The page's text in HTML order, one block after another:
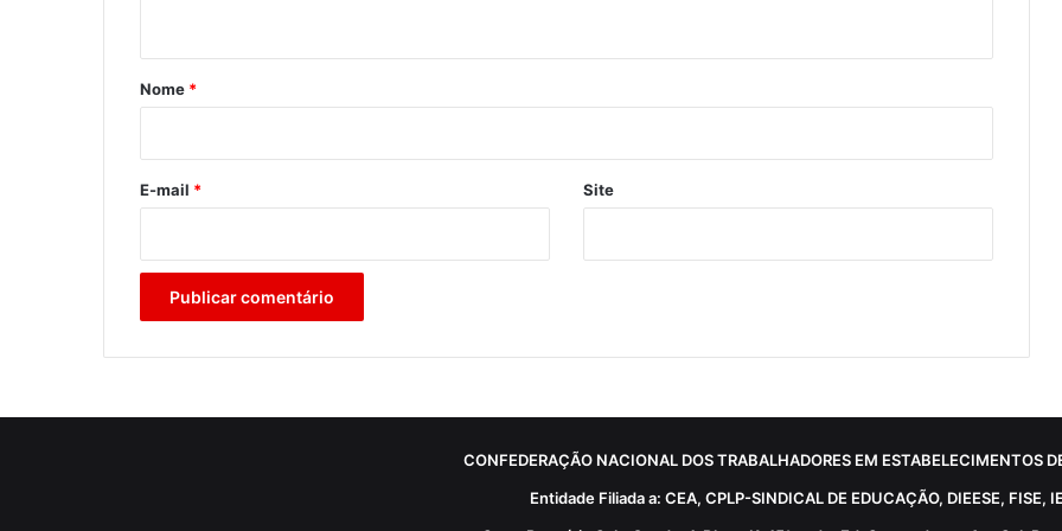
r
*
Nome *
E-mail * Site
CONFEDERAÇÃO NACIONAL DOS TRABALHADORES EM ESTABELECIMENTOS
Entidade Filiada a: CEA, CPLP-SINDICAL DE EDUCAÇÃO, DIEESE, FISE, IE